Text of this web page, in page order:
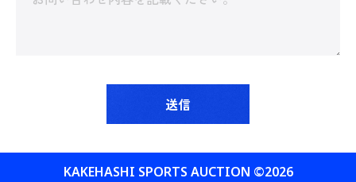
送信
KAKEHASHI SPORTS AUCTION ©︎2026